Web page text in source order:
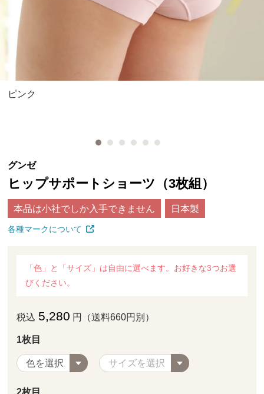
ピンク
グンゼ
ヒップサポートショーツ（3枚組）
本品は小社でしか入手できません 日本製
各種マークについて
「色」と「サイズ」は自由に選べます。お好きな3つお選
びください。
税込 5,280 円（送料660円別）
1枚目